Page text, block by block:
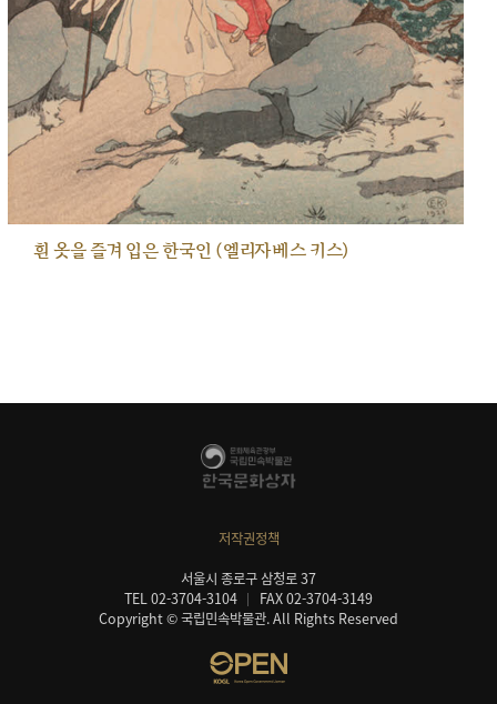
흰 옷을 즐겨 입은 한국인 (엘리자베스 키스)
저작권정책
서울시 종로구 삼청로 37
TEL 02-3704-3104
FAX 02-3704-3149
Copyright © 국립민속박물관. All Rights Reserved